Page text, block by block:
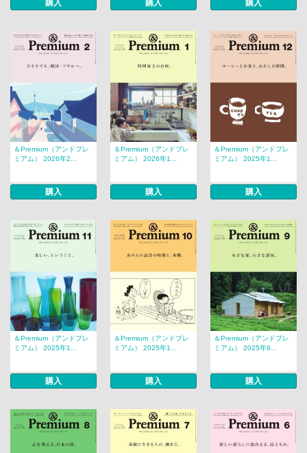
購入 購入 購入
＆Premium（アンドプレ
ミアム） 2026年2...
購入
＆Premium（アンドプレ
ミアム） 2026年1...
購入
＆Premium（アンドプレ
ミアム） 2025年1...
購入
＆Premium（アンドプレ
ミアム） 2025年1...
購入
＆Premium（アンドプレ
ミアム） 2025年1...
購入
＆Premium（アンドプレ
ミアム） 2025年9...
購入